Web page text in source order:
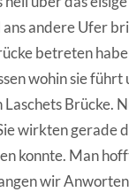
ans andere Ufer
betreten
wohin sie
Brücke.
wirkten gerade
konnte. Man
wir